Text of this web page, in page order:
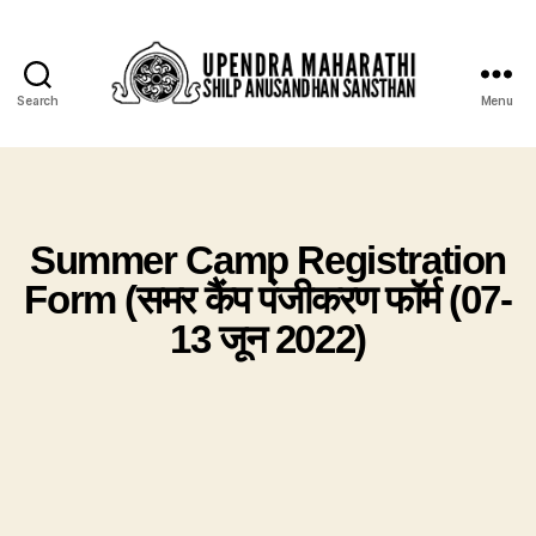
Search Menu
Summer Camp Registration
Form (समर कैंप पंजीकरण फॉर्म (07-
13 जून 2022)